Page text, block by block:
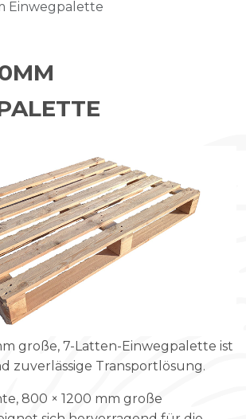
Einwegpalette
große, 7-Latten-Einwegpalette ist
zuverlässige Transportlösung.
800 × 1200 mm große